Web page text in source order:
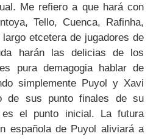
Me refiero a que hará con
Tello, Cuenca, Rafinha,
etcetera de jugadores de
harán las delicias de los
pura demagogia hablar de
simplemente Puyol y Xavi
de sus punto finales de su
el punto inicial. La futura
española de Puyol aliviará a